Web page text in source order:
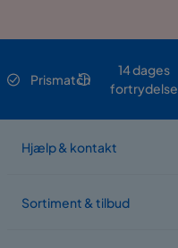
Prismatch
14 dages
fortrydelse
Hjælp & kontakt
Sortiment & tilbud